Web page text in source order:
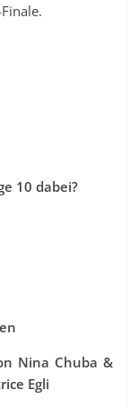
10 dabei?
Nina Chuba &
Egli